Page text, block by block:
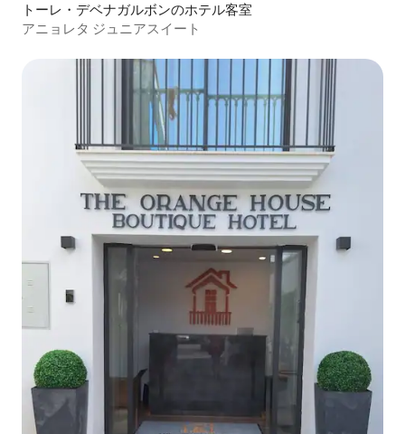
トーレ・デベナガルボンのホテル客室
アニョレタ ジュニアスイート